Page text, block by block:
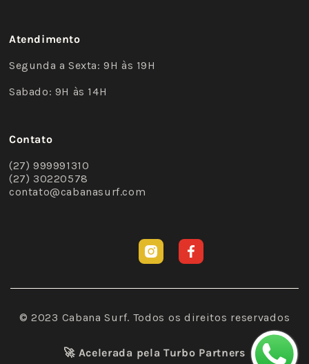
Atendimento
Segunda a Sexta: 9H às 19H
Sabado: 9H às 14H
Contato
(27) 999991310
(27) 30220578
contato@cabanasurf.com
Facebook
Instagram
© 2023 Cabana Surf. Todos os direitos reservados
🚀 Acelerada pelaTurbo Partners